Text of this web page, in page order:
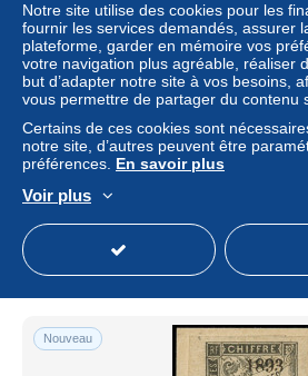
TAHITI Taxe O - 20, sur fragment,
Nouveau
Notre site utilise des cookies pour les
fournir les services demandés, assurer
plateforme, garder en mémoire vos
votre navigation plus agréable, réaliser
but d’adapter notre site à vos besoins,
vous permettre de partager du contenu
Certains de ces cookies sont
notre site, d’autres peuvent être
préférences. En savoir plus
Voir plus